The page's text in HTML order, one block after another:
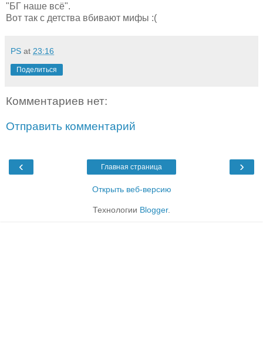
"БГ наше всё".
Вот так с детства вбивают мифы :(
PS at 23:16
Поделиться
Комментариев нет:
Отправить комментарий
‹ ›
Главная страница
Открыть веб-версию
Технологии Blogger.